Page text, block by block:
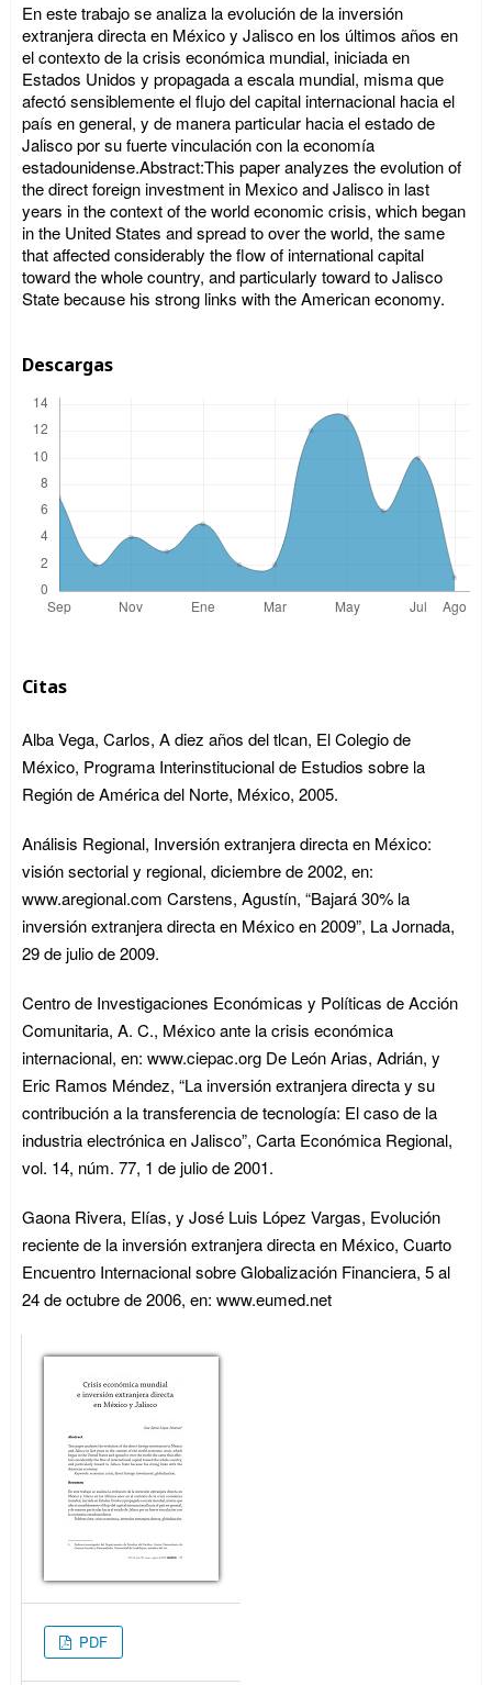
En este trabajo se analiza la evolución de la inversión
extranjera directa en México y Jalisco en los últimos años en
el contexto de la crisis económica mundial, iniciada en
Estados Unidos y propagada a escala mundial, misma que
afectó sensiblemente el flujo del capital internacional hacia el
país en general, y de manera particular hacia el estado de
Jalisco por su fuerte vinculación con la economía
estadounidense.Abstract:This paper analyzes the evolution of
the direct foreign investment in Mexico and Jalisco in last
years in the context of the world economic crisis, which began
in the United States and spread to over the world, the same
that affected considerably the flow of international capital
toward the whole country, and particularly toward to Jalisco
State because his strong links with the American economy.
Descargas
Citas
Alba Vega, Carlos, A diez años del tlcan, El Colegio de
México, Programa Interinstitucional de Estudios sobre la
Región de América del Norte, México, 2005.
Análisis Regional, Inversión extranjera directa en México:
visión sectorial y regional, diciembre de 2002, en:
www.aregional.com Carstens, Agustín, “Bajará 30% la
inversión extranjera directa en México en 2009”, La Jornada,
29 de julio de 2009.
Centro de Investigaciones Económicas y Políticas de Acción
Comunitaria, A. C., México ante la crisis económica
internacional, en: www.ciepac.org De León Arias, Adrián, y
Eric Ramos Méndez, “La inversión extranjera directa y su
contribución a la transferencia de tecnología: El caso de la
industria electrónica en Jalisco”, Carta Económica Regional,
vol. 14, núm. 77, 1 de julio de 2001.
Gaona Rivera, Elías, y José Luis López Vargas, Evolución
reciente de la inversión extranjera directa en México, Cuarto
Encuentro Internacional sobre Globalización Financiera, 5 al
24 de octubre de 2006, en: www.eumed.net
PDF